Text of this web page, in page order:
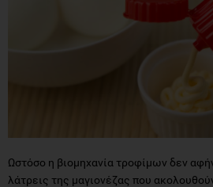
Ωστόσο η βιομηχανία τροφίμων δεν
λάτρεις της μαγιονέζας που